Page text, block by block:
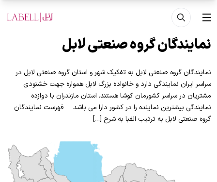
رفتن به محتوای اصلی
منو
نمایندگان گروه صنعتی لابل
نمایندگان گروه صنعتی لابل به تفکیک شهر و استان گروه صنعتی لابل در
سراسر ایران نمایندگی دارد و خانواده بزرگ لابل همواره جهت خشنودی
مشتریان در سراسر کشورمان کوشا هستند. استان مازندران با دوازده
نمایندگی بیشترین نماینده را در کشور دارا می باشد فهرست نمایندگان
گروه صنعتی لابل به ترتیب الفبا به شرح […]